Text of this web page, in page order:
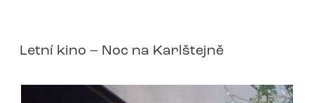
Letní kino – Noc na Karlštejně